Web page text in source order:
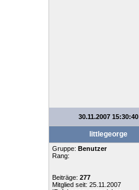
30.11.2007 15:30:40
littlegeorge
Gruppe: Benutzer
Rang:
Beiträge: 277
Mitglied seit: 25.11.2007